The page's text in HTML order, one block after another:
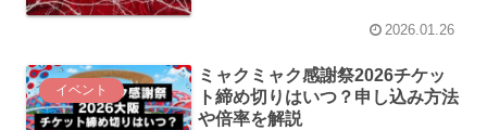
2026.01.26
イベント
ミャクミャク感謝祭2026チケッ
ト締め切りはいつ？申し込み方法
や倍率を解説